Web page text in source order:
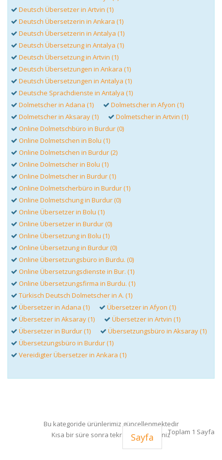
Deutsch Übersetzer in Artvin (1)
Deutsch Übersetzerin in Ankara (1)
Deutsch Übersetzerin in Antalya (1)
Deutsch Übersetzung in Antalya (1)
Deutsch Übersetzung in Artvin (1)
Deutsch Übersetzungen in Ankara (1)
Deutsch Übersetzungen in Antalya (1)
Deutsche Sprachdienste in Antalya (1)
Dolmetscher in Adana (1)
Dolmetscher in Afyon (1)
Dolmetscher in Aksaray (1)
Dolmetscher in Artvin (1)
Online Dolmetschbüro in Burdur (0)
Online Dolmetschen in Bolu (1)
Online Dolmetschen in Burdur (2)
Online Dolmetscher in Bolu (1)
Online Dolmetscher in Burdur (1)
Online Dolmetscherbüro in Burdur (1)
Online Dolmetschung in Burdur (0)
Online Übersetzer in Bolu (1)
Online Übersetzer in Burdur (0)
Online Übersetzung in Bolu (1)
Online Übersetzung in Burdur (0)
Online Übersetzungsbüro in Burdu. (0)
Online Übersetzungsdienste in Bur. (1)
Online Übersetzungsfirma in Burdu. (1)
Türkisch Deutsch Dolmetscher in A. (1)
Übersetzer in Adana (1)
Übersetzer in Afyon (1)
Übersetzer in Aksaray (1)
Übersetzer in Artvin (1)
Übersetzer in Burdur (1)
Übersetzungsbüro in Aksaray (1)
Übersetzungsbüro in Burdur (1)
Vereidigter Übersetzer in Ankara (1)
Bu kategoride ürünlerimiz güncellenmektedir
Kısa bir süre sonra tekrar ziyaret ediniz
Sayfa Toplam 1 Sayfa